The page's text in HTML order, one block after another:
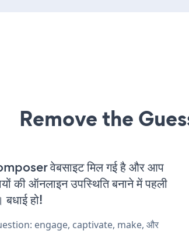
Remove the
वेबसाइट मिल गई है और आप
की ऑनलाइन उपस्थिति बनाने में पहली
बधाई हो!
engage, captivate, make, और